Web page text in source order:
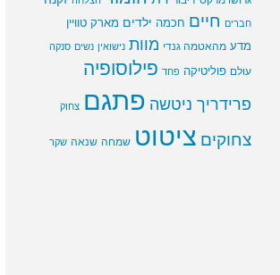
חברים חיים חכמה ילדים מארק טוויין
מדע מהאטמה גנדי מוות נישואין נשים סנקה
עולם פוליטיקה פחד פילוסופיה
פרידריך ניטשה פתגם צחוק
צחוקים ציטוט שמחה שנאה שקר